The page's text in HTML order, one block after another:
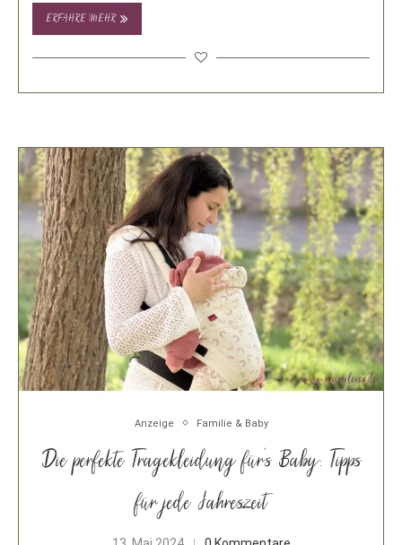
ERFAHRE MEHR
Anzeige Familie & Baby
Die perfekte Tragekleidung für’s Baby: Tipps
für jede Jahreszeit